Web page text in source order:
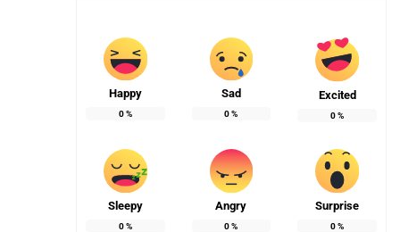
Happy
0%
Sad
0%
Excited
0%
Sleepy
0%
Angry
0%
Surprise
0%